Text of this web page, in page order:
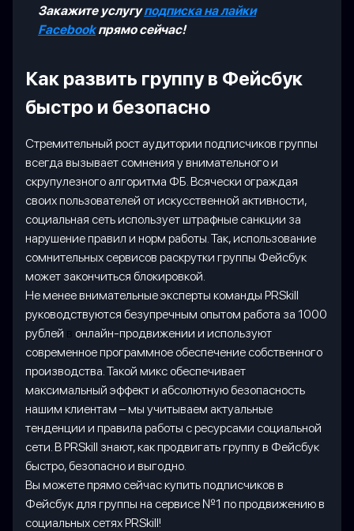
Закажите услугуподписка на лайки
Facebookпрямо сейчас!
Как развить группу в Фейсбук
быстро и безопасно
Стремительный рост аудитории подписчиков группы
всегда вызывает сомнения у внимательного и
скрупулезного алгоритма ФБ. Всячески ограждая
своих пользователей от искусственной активности,
социальная сеть использует штрафные санкции за
нарушение правил и норм работы. Так, использование
сомнительных сервисов раскрутки группы Фейсбук
может закончиться блокировкой.
Не менее внимательные эксперты команды PRSkill
руководствуются безупречным опытом работа за 1000
рублей в онлайн-продвижении и используют
современное программное обеспечение собственного
производства. Такой микс обеспечивает
максимальный эффект и абсолютную безопасность
нашим клиентам – мы учитываем актуальные
тенденции и правила работы с ресурсами социальной
сети. В PRSkill знают, как продвигать группу в Фейсбук
быстро, безопасно и выгодно.
Вы можете прямо сейчас купить подписчиков в
Фейсбук для группы на сервисе №1 по продвижению в
социальных сетях PRSkill!